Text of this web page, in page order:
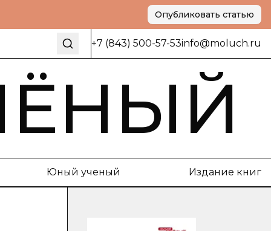
Опубликовать статью
+7 (843) 500-57-53info@moluch.ru
Юный ученый Издание книг